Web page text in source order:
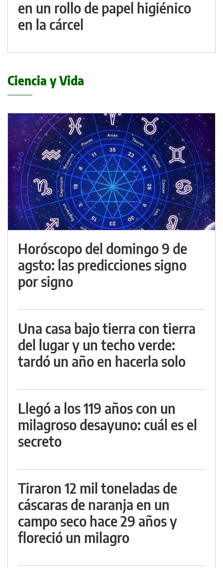
en un rollo de papel higiénico
en la cárcel
Ciencia y Vida
Horóscopo del domingo 9 de
agsto: las predicciones signo
por signo
Una casa bajo tierra con tierra
del lugar y un techo verde:
tardó un año en hacerla solo
Llegó a los 119 años con un
milagroso desayuno: cuál es el
secreto
Tiraron 12 mil toneladas de
cáscaras de naranja en un
campo seco hace 29 años y
floreció un milagro